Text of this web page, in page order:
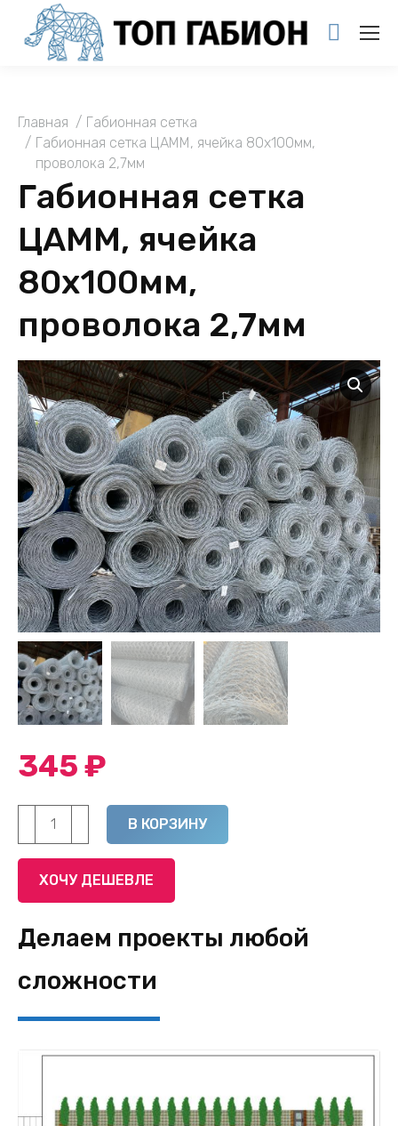
You are here:
Главная
Габионная сетка
Габионная сетка ЦАММ, ячейка 80х100мм,
проволока 2,7мм
Габионная сетка
ЦАММ, ячейка
80х100мм,
проволока 2,7мм
345₽
Количество
товара
ячейка
80х100мм,
2,7мм
В КОРЗИНУ
ХОЧУ ДЕШЕВЛЕ
Делаем проекты любой
сложности